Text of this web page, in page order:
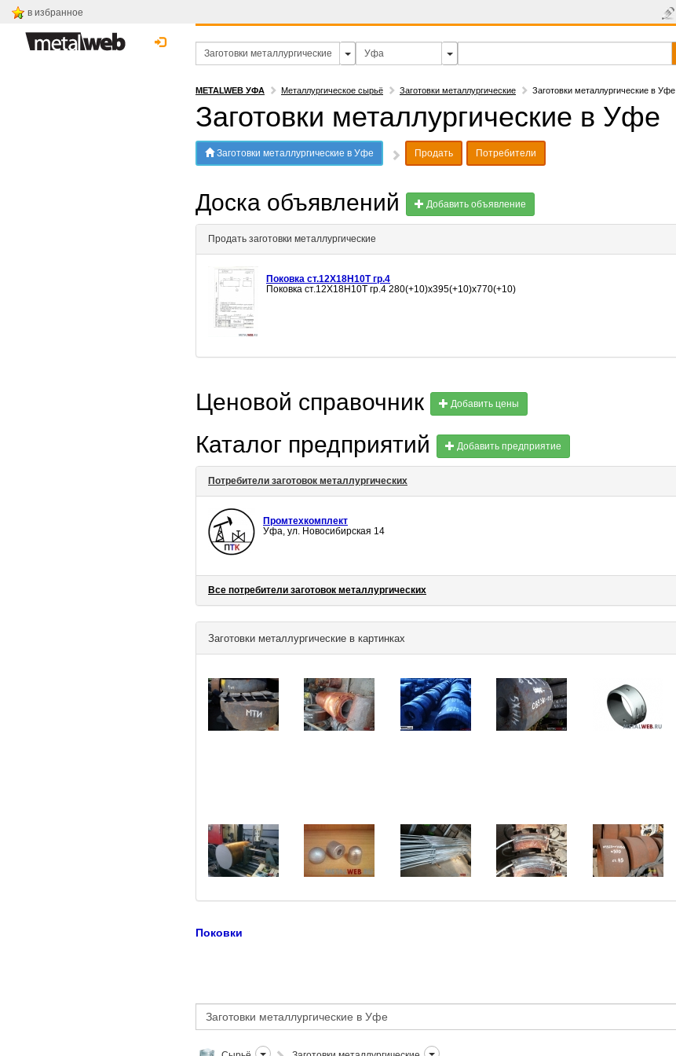
в избранное
METALWEB УФА Металлургическое сырьё Заготовки металлургические Заготовки металлургические в Уфе
Заготовки металлургические в Уфе
Заготовки металлургические в Уфе Продать Потребители
Доска объявлений Добавить объявление
Продать заготовки металлургические
Поковка ст.12Х18Н10Т гр.4
Поковка ст.12Х18Н10Т гр.4 280(+10)х395(+10)х770(+10)
Ценовой справочник Добавить цены
Каталог предприятий Добавить предприятие
Потребители заготовок металлургических
Промтехкомплект
Уфа, ул. Новосибирская 14
Все потребители заготовок металлургических
Заготовки металлургические в картинках
Поковки